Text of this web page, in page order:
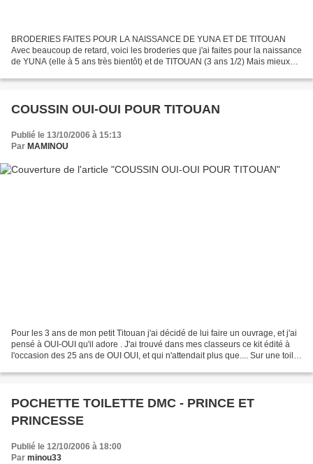
BRODERIES FAITES POUR LA NAISSANCE DE YUNA ET DE TITOUAN
Avec beaucoup de retard, voici les broderies que j'ai faites pour la naissance
de YUNA (elle à 5 ans très bientôt) et de TITOUAN (3 ans 1/2) Mais mieux
COUSSIN OUI-OUI POUR TITOUAN
Publié le 13/10/2006 à 15:13
Par MAMINOU
Pour les 3 ans de mon petit Titouan j'ai décidé de lui faire un ouvrage, et j'ai
pensé à OUI-OUI qu'il adore . J'ai trouvé dans mes classeurs ce kit édité à
l'occasion des 25 ans de OUI OUI, et qui n'attendait plus que.... Sur une toile
POCHETTE TOILETTE DMC - PRINCE ET
PRINCESSE
Publié le 12/10/2006 à 18:00
Par minou33